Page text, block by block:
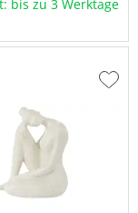
bis zu 3 Werktage
Zur